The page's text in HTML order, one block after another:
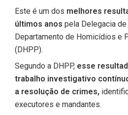
Este é um dos melhores
últimos anos pela Delegacia
Departamento de Homicídios e
(DHPP).
Segundo a DHPP, esse
trabalho investigativo
a resolução de crimes,
executores e mandantes.